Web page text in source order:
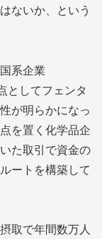
ないか、という
系企業
としてフェンタ
が明らかになっ
を置く化学品企
た取引で資金の
ートを構築して
取で年間数万人